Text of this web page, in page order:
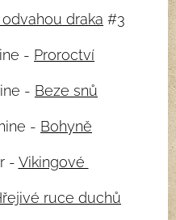
odvahou draka #3
- Proroctví
- Beze snů
- Bohyně
- Vikingové
ruce duchů